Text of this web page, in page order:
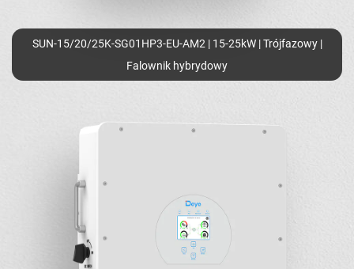
SUN-15/20/25K-SG01HP3-EU-AM2 | 15-25kW | Trójfazowy |
Falownik hybrydowy